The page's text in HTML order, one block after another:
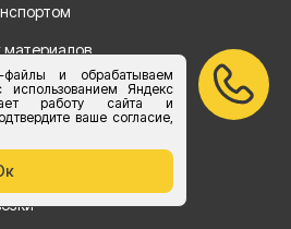
и обрабатываем
Яндекс
работу сайта и
ваше согласие,
материалов